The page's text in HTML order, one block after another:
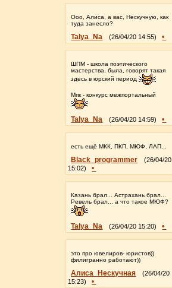
Ооо, Алиса, а вас, Нескучную, как
туда занесло?
Talya_Na (26/04/20 14:55) •
ШПМ - школа поэтического
мастерства, была, говорят такая
здесь в юрский период
Мпк - конкурс межпортальный
Talya_Na (26/04/20 14:59) •
есть ещё МКК, ПКП, МЮФ, ЛАП...
Black_programmer
(26/04/20
15:02)
•
Казань брал... Астрахань брал...
Ревель брал... а что такое МЮФ?
Talya_Na (26/04/20 15:20) •
это про ювелиров- юристов))
филигранно работают))
Алиса_Нескучная
(26/04/20
15:23)
•